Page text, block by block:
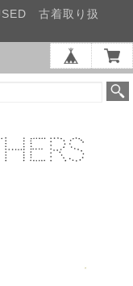
古着取り扱